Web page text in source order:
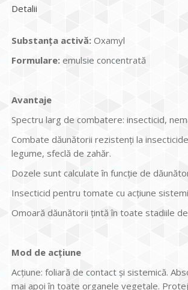
Detalii
Substanța activă: Oxamyl
Formulare: emulsie concentrată
Avantaje
Spectru larg de combatere: insecticid,
Combate dăunătorii rezistenţi la
legume, sfeclă de zahăr.
Dozele sunt calculate în funcţie de
Insecticid pentru tomate cu acţiune
Omoară dăunătorii ţintă în toate stadiile
Mod de acţiune
Acţiune: foliară de contact și sistemică.
mai apoi în toate organele vegetale.